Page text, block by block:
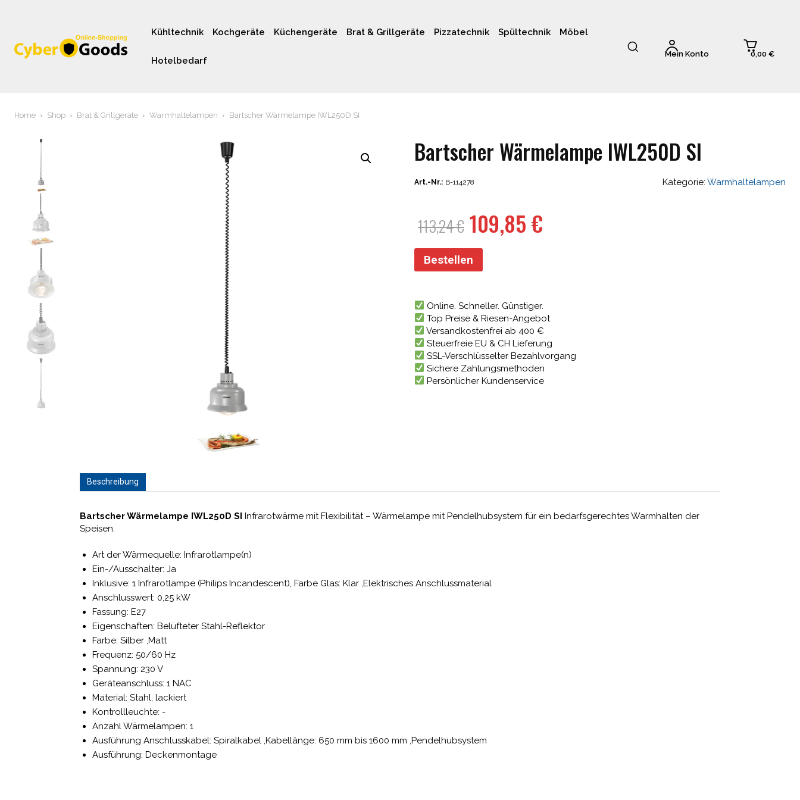
Kühltechnik Kochgeräte Küchengeräte Brat & Grillgeräte Pizzatechnik Spültechnik Möbel
Hotelbedarf
Mein Konto 0,00 €
Home Shop Brat & Grillgeräte Warmhaltelampen Bartscher Wärmelampe IWL250D SI
Bartscher Wärmelampe IWL250D SI
Art.-Nr.: B-114278 Kategorie: Warmhaltelampen
113,24€ Ursprünglicher
Preis
war:
109,85€
Bestellen
Online. Schneller. Günstiger.
Top Preise & Riesen-Angebot
Versandkostenfrei ab 400 €
Steuerfreie EU & CH Lieferung
SSL-Verschlüsselter Bezahlvorgang
Sichere Zahlungsmethoden
Persönlicher Kundenservice
Beschreibung
Bartscher Wärmelampe IWL250D SI Infrarotwärme mit Flexibilität – Wärmelampe mit Pendelhubsystem für ein bedarfsgerechtes Warmhalten der
Speisen.
Art der Wärmequelle: Infrarotlampe(n)
Ein-/Ausschalter: Ja
Inklusive: 1 Infrarotlampe (Philips Incandescent), Farbe Glas: Klar ,Elektrisches Anschlussmaterial
Anschlusswert: 0,25 kW
Fassung: E27
Eigenschaften: Belüfteter Stahl-Reflektor
Farbe: Silber ,Matt
Frequenz: 50/60 Hz
Spannung: 230 V
Geräteanschluss: 1 NAC
Material: Stahl, lackiert
Kontrollleuchte: -
Anzahl Wärmelampen: 1
Ausführung Anschlusskabel: Spiralkabel ,Kabellänge: 650 mm bis 1600 mm ,Pendelhubsystem
Ausführung: Deckenmontage